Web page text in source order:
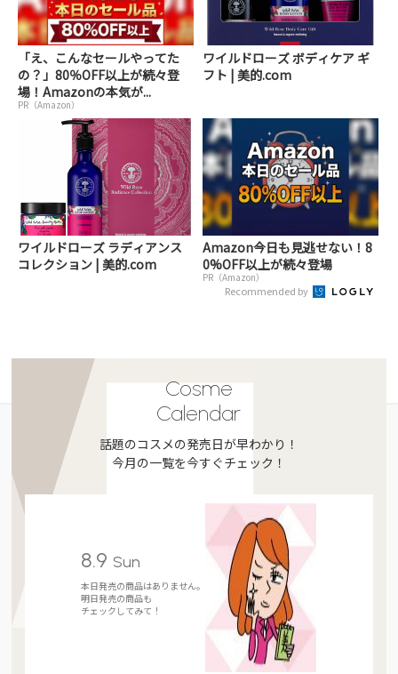
「え、こんなセールやってた
の？」80％OFF以上が続々登
場！Amazonの本気が...
PR（Amazon）
ワイルドローズ ボディケア ギ
フト | 美的.com
ワイルドローズ ラディアンス
コレクション | 美的.com
Amazon今日も見逃せない！8
0%OFF以上が続々登場
PR（Amazon）
Recommended by
Cosme
Calendar
話題のコスメの発売日が早わかり！
今月の一覧を今すぐチェック！
8.9 Sun
本日発売の商品はありません。
明日発売の商品も
チェックしてみて！